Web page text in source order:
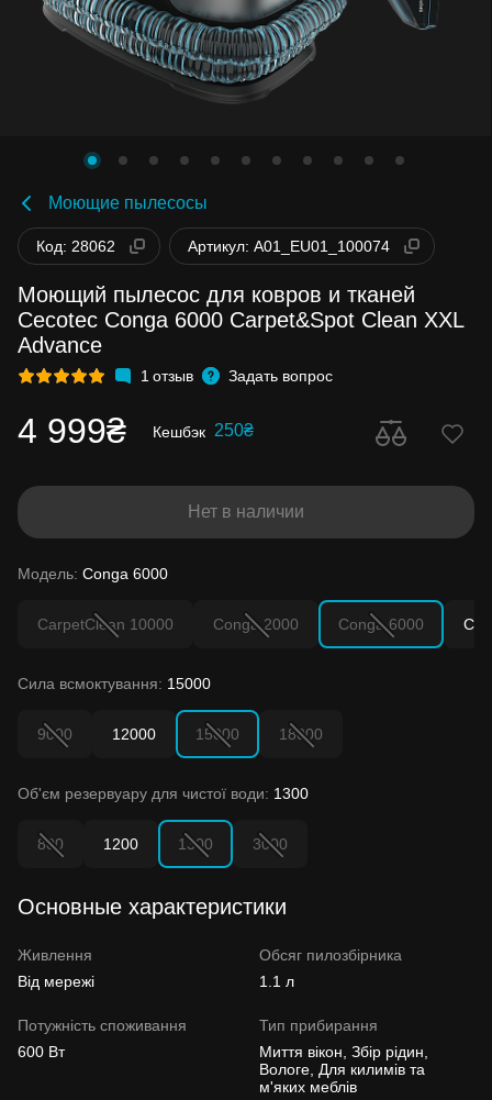
Моющие пылесосы
Код: 28062 Артикул: A01_EU01_100074
Моющий пылесос для ковров и тканей
Cecotec Conga 6000 Carpet&Spot Clean XXL
Advance
1 отзыв Задать вопрос
4 999₴ Кешбэк 250₴
Нет в наличии
Модель: Conga 6000
CarpetClean 10000 Conga 2000 Conga 6000
Сила всмоктування: 15000
9000 12000 15000 18000
Об'єм резервуару для чистої води: 1300
800 1200 1300 3000
Основные характеристики
Живлення
Від мережі
Обсяг пилозбірника
1.1 л
Потужність споживання
600 Вт
Тип прибирання
Миття вікон, Збір рідин,
Вологе, Для килимів та
м'яких меблів